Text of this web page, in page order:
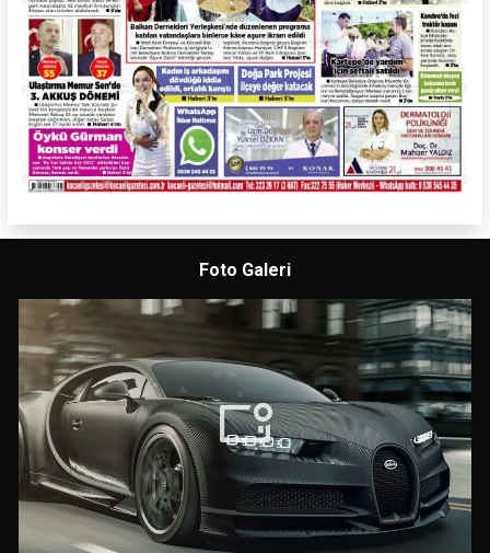
Foto Galeri